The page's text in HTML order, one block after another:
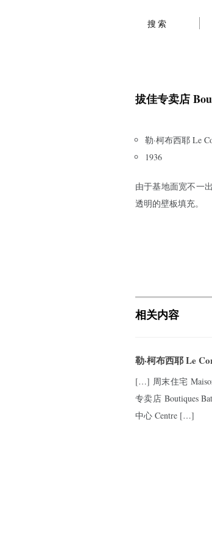
搜索
拔佳专卖店
勒·柯布西耶 Le
1936
由于基地面宽不一
透明的壁板填充。
相关内容
勒·柯布西耶 Le
[…] 周末住宅
专卖店 Boutiques
中心 Centre […]